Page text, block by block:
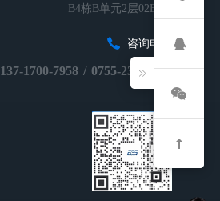
B4栋B单元2层02B-01
咨询电话
137-1700-7958 / 0755-23248674